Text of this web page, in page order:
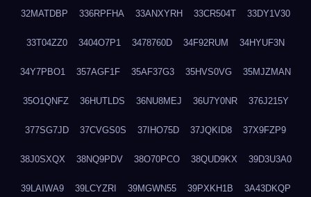
32MATDBP 336RPFHA 33ANXYRH 33CR504T 33DY1V30
33T04ZZ0 3404O7P1 3478760D 34F92RUM 34HYUF3N
34Y7PBO1 357AGF1F 35AF37G3 35HVS0VG 35MJZMAN
35O1QNFZ 36HUTLDS 36NU8MEJ 36U7Y0NR 376J215Y
377SG7JD 37CVGS0S 37IHO75D 37JQKID8 37X9FZP9
38J0SXQX 38NQ9PDV 38O70PCO 38QUD9KX 39D3U3A0
39LAIWA9 39LCYZRI 39MGWN55 39PXKH1B 3A43DKQP